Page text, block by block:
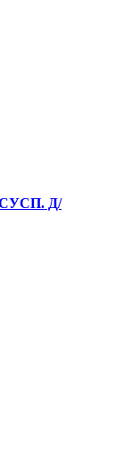
Д/